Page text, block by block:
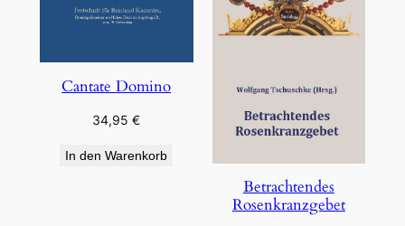
Cantate Domino
34,95€
In den Warenkorb
Betrachtendes
Rosenkranzgebet